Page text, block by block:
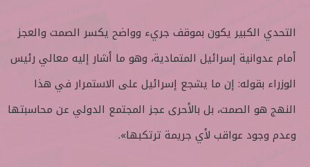
التحدي الكبير يكون بموقف جريء وواضح يكسر الصمت والعجز
أمام عدوانية إسرائيل المتمادية، وهو ما أشار إليه معالي رئيس
الوزراء بقوله: إن ما يشجع إسرائيل على الاستمرار في هذا
النهج هو الصمت، بل بالأحرى عجز المجتمع الدولي عن محاسبتها
وعدم وجود عواقب لأي جريمة ترتكبها».